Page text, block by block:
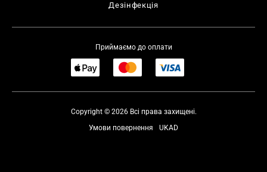
Дезінфекція
Приймаємо до оплати
Copyright © 2026 Всі права захищені.
UKAD
Умови повернення